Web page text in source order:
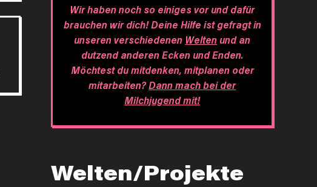
Wir haben noch so einiges vor und dafür
brauchen wir dich! Deine Hilfe ist gefragt in
unseren verschiedenen Weltenund an
dutzend anderen Ecken und Enden.
Möchtest du mitdenken, mitplanen oder
mitarbeiten?Dann mach bei der
Milchjugend mit!
Welten/Projekte